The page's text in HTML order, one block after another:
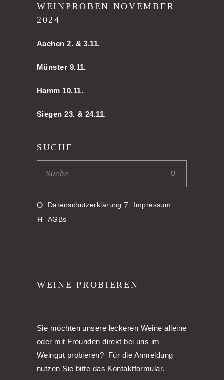
WEINPROBEN NOVEMBER
2024
Aachen 2. & 3.11.
Münster 9.11.
Hamm 10.11.
Siegen 23. & 24.11.
SUCHE
Datenschutzerklärung
Impressum
AGBs
WEINE PROBIEREN
Sie möchten unsere leckeren Weine alleine
oder mit Freunden direkt bei uns im
Weingut probieren? Für die Anmeldung
nutzen Sie bitte das Kontaktformular.